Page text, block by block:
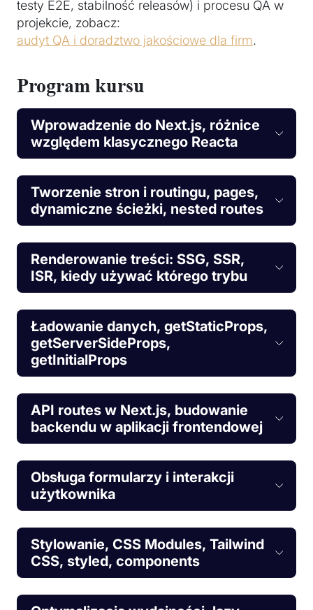
testy E2E, stabilność releasów) i procesu QA w
projekcie, zobacz:
audyt QA i doradztwo jakościowe dla firm.
Program kursu
Wprowadzenie do Next.js, różnice
względem klasycznego Reacta
Tworzenie stron i routingu, pages,
dynamiczne ścieżki, nested routes
Renderowanie treści: SSG, SSR,
ISR, kiedy używać którego trybu
Ładowanie danych, getStaticProps,
getServerSideProps,
getInitialProps
API routes w Next.js, budowanie
backendu w aplikacji frontendowej
Obsługa formularzy i interakcji
użytkownika
Stylowanie, CSS Modules, Tailwind
CSS, styled, components